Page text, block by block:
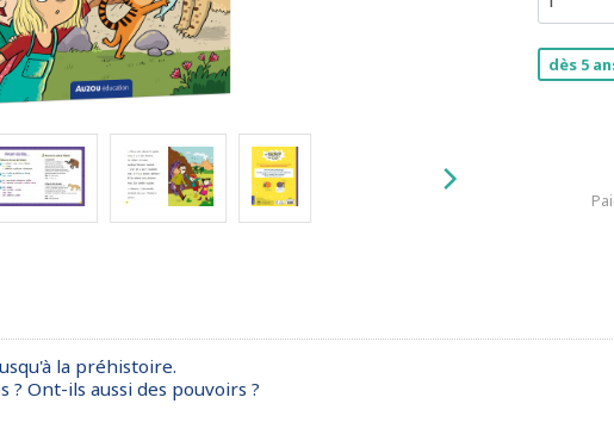
dès 5
la préhistoire.
? Ont-ils aussi des pouvoirs ?